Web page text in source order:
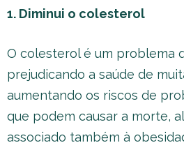
1. Diminui o colesterol
O colesterol é um problema
prejudicando a saúde de
aumentando os riscos de
que podem causar a morte,
associado também à